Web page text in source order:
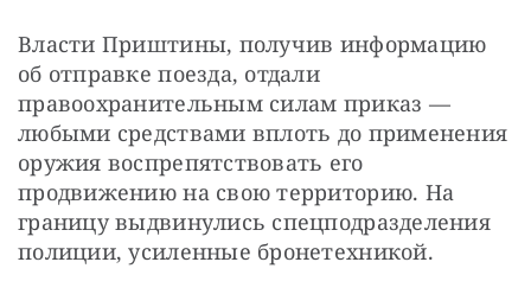
Власти Приштины, получив информацию
об отправке поезда, отдали
правоохранительным силам приказ —
любыми средствами вплоть до применения
оружия воспрепятствовать его
продвижению на свою территорию. На
границу выдвинулись спецподразделения
полиции, усиленные бронетехникой.